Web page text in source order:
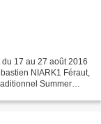
NIARK1 Féraut,
Summer